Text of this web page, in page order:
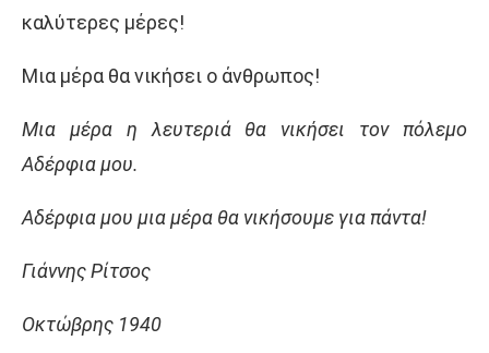
καλύτερες μέρες!
Μια μέρα θα νικήσει ο άνθρωπος!
Μια μέρα η λευτεριά θα νικήσει τον πόλεμο
Αδέρφια μου.
Αδέρφια μου μια μέρα θα νικήσουμε για πάντα!
Γιάννης Ρίτσος
Οκτώβρης 1940